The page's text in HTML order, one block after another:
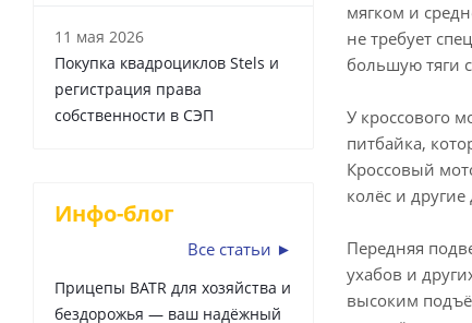
мягком и
не требует
большую тяги
У кроссового
питбайка,
Кроссовый
колёс и
Передняя
ухабов и
высоким
11 мая 2026
Покупка квадроциклов Stels и
регистрация права
собственности в СЭП
Инфо-блог
Все статьи ►
Прицепы BATR для хозяйства и
бездорожья — ваш надёжный